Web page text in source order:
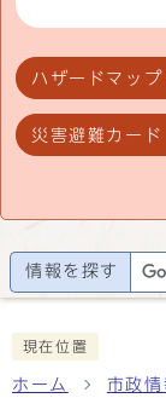
ハザードマップ
災害避難カード
情報を探す
現在位置
ホーム 市政情